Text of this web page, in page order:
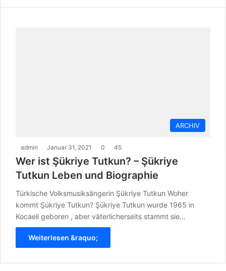
ARCHIV
admin Januar 31, 2021 0 45
Wer ist Şükriye Tutkun? – Şükriye
Tutkun Leben und Biographie
Türkische Volksmusiksängerin Şükriye Tutkun Woher
kommt Şükriye Tutkun? Şükriye Tutkun wurde 1965 in
Kocaeli geboren , aber väterlicherseits stammt sie…
Weiterlesen &raquo;